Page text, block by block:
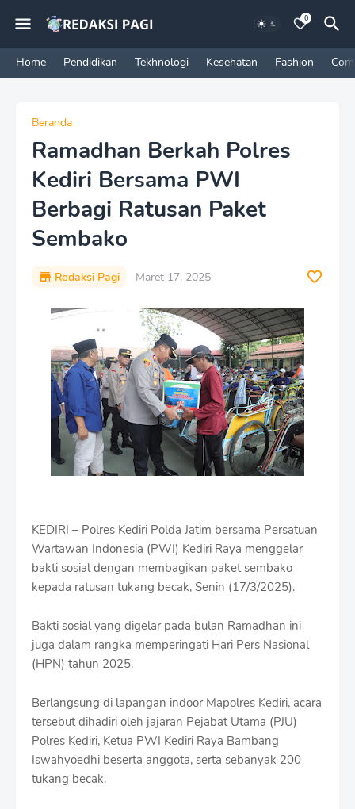
0
Home Pendidikan Tekhnologi Kesehatan Fashion
Beranda
Ramadhan Berkah Polres
Kediri Bersama PWI
Berbagi Ratusan Paket
Sembako
Redaksi Pagi Maret 17, 2025
KEDIRI – Polres Kediri Polda Jatim bersama Persatuan
Wartawan Indonesia (PWI) Kediri Raya menggelar
bakti sosial dengan membagikan paket sembako
kepada ratusan tukang becak, Senin (17/3/2025).
Bakti sosial yang digelar pada bulan Ramadhan ini
juga dalam rangka memperingati Hari Pers Nasional
(HPN) tahun 2025.
Berlangsung di lapangan indoor Mapolres Kediri, acara
tersebut dihadiri oleh jajaran Pejabat Utama (PJU)
Polres Kediri, Ketua PWI Kediri Raya Bambang
Iswahyoedhi beserta anggota, serta sebanyak 200
tukang becak.
n
D
e
s
i
W
i
t
h
h
r
o
f
f
T